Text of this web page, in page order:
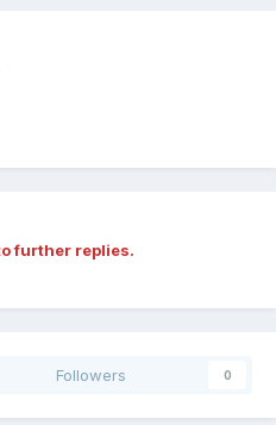
further replies.
Followers 0